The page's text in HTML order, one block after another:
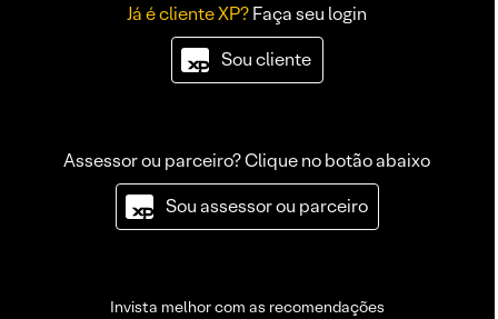
Já é cliente XP?Faça seu login
Sou cliente
Assessor ou parceiro? Clique no botão abaixo
Sou assessor ou parceiro
Invista melhor com as recomendações